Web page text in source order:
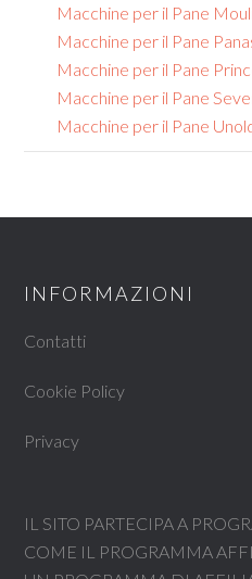
Macchine per il Pane
Macchine per il Pane
Macchine per il Pane
Macchine per il Pane
Macchine per il Pane
INFORMAZIONI
Contatti
Cookie Policy
Privacy
IL SITO PARTECIPA A
COME IL PROGRAMMA